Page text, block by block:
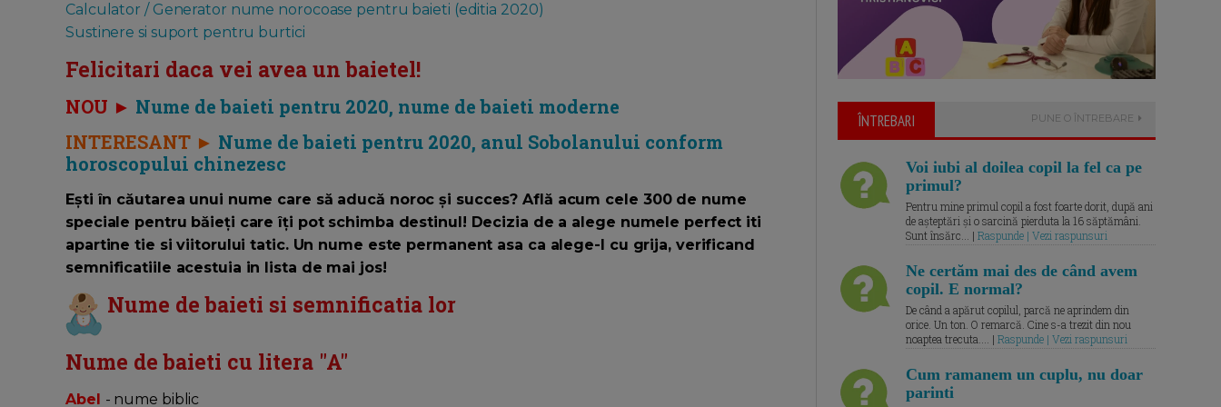
Calculator / Generator nume norocoase pentru baieti (editia 2020)
Sustinere si suport pentru burtici
Felicitari daca vei avea un baietel!
NOU ► Nume de baieti pentru 2020, nume de baieti moderne
INTERESANT ► Nume de baieti pentru 2020, anul Sobolanului conform
horoscopului chinezesc
Ești în căutarea unui nume care să aducă noroc și succes? Află acum cele 300 de nume
speciale pentru băieți care îți pot schimba destinul! Decizia de a alege numele perfect iti
apartine tie si viitorului tatic. Un nume este permanent asa ca alege-l cu grija, verificand
semnificatiile acestuia in lista de mai jos!
Nume de baieti si semnificatia lor
Nume de baieti cu litera "A"
Abel - nume biblic
ÎNTREBARI PUNE O ÎNTREBARE
Voi iubi al doilea copil la fel ca pe
primul?
Pentru mine primul copil a fost foarte dorit, după ani
de așteptări și o sarcină pierduta la 16 săptămâni.
Sunt însărc... | Raspunde | Vezi raspunsuri
Ne certăm mai des de când avem
copil. E normal?
De când a apărut copilul, parcă ne aprindem din
orice. Un ton. O remarcă. Cine s-a trezit din nou
noaptea trecuta.... | Raspunde | Vezi raspunsuri
Cum ramanem un cuplu, nu doar
parinti